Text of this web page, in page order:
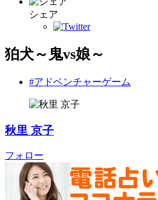
シェア
狛犬～鬼vs娘～
#アドベンチャーゲーム
秋里 京子
フォロー